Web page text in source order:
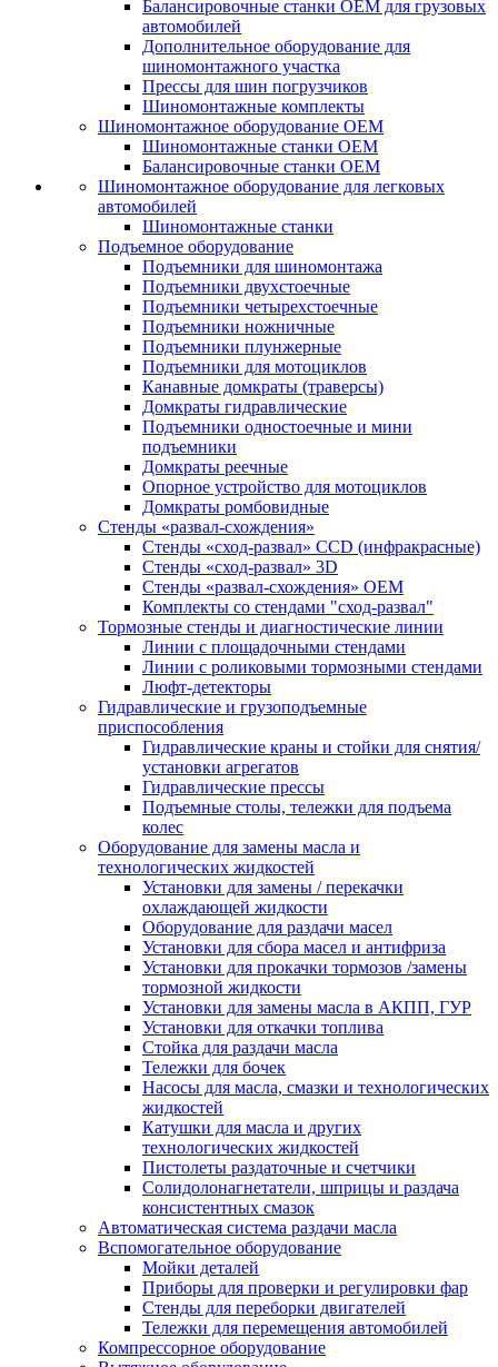
Балансировочные станки ОЕМ для грузовых
автомобилей
Дополнительное оборудование для
шиномонтажного участка
Прессы для шин погрузчиков
Шиномонтажные комплекты
Шиномонтажное оборудование ОЕМ
Шиномонтажные станки ОЕМ
Балансировочные станки ОЕМ
Шиномонтажное оборудование для легковых
автомобилей
Шиномонтажные станки
Подъемное оборудование
Подъемники для шиномонтажа
Подъемники двухстоечные
Подъемники четырехстоечные
Подъемники ножничные
Подъемники плунжерные
Подъемники для мотоциклов
Канавные домкраты (траверсы)
Домкраты гидравлические
Подъемники одностоечные и мини
подъемники
Домкраты реечные
Опорное устройство для мотоциклов
Домкраты ромбовидные
Стенды «развал-схождения»
Стенды «сход-развал» CCD (инфракрасные)
Стенды «сход-развал» 3D
Стенды «развал-схождения» ОЕМ
Комплекты со стендами "сход-развал"
Тормозные стенды и диагностические линии
Линии с площадочными стендами
Линии с роликовыми тормозными стендами
Люфт-детекторы
Гидравлические и грузоподъемные
приспособления
Гидравлические краны и стойки для снятия/
установки агрегатов
Гидравлические прессы
Подъемные столы, тележки для подъема
колес
Оборудование для замены масла и
технологических жидкостей
Установки для замены / перекачки
охлаждающей жидкости
Оборудование для раздачи масел
Установки для сбора масел и антифриза
Установки для прокачки тормозов /замены
тормозной жидкости
Установки для замены масла в АКПП, ГУР
Установки для откачки топлива
Стойка для раздачи масла
Тележки для бочек
Насосы для масла, смазки и технологических
жидкостей
Катушки для масла и других
технологических жидкостей
Пистолеты раздаточные и счетчики
Солидолонагнетатели, шприцы и раздача
консистентных смазок
Автоматическая система раздачи масла
Вспомогательное оборудование
Мойки деталей
Приборы для проверки и регулировки фар
Стенды для переборки двигателей
Тележки для перемещения автомобилей
Компрессорное оборудование